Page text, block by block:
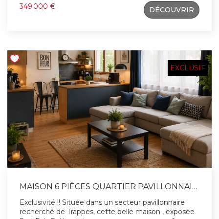
vous serez séduit par une belle entrée ouvrant sur
un séjour spacieux d'environ 40 m², baigné de
dessert : 3 chambres, dont une grande de 15 m²,
ainsi qu'une salle de bains avec grand Velux,
apportant confort et luminosité. Balcon attenant à 2
chambres. Côté pratique, vous bénéficiez d'un grand
garage attenant de 20 m², avec espace chaufferie
et atelier. À l'extérieur, profitez d'un terrain clos et
arboré de + de 200 m², idéal pour les moments en
famille, avec éclairage déjà installé. Les + qui font la
différence : Toiture entièrement refaite en 2018
Tableau électrique récent Double vitrage et Velux
(2010/2013) Les travaux d'agrandissement du séjour
sont d'environ 50 000 € Écoles
(maternelle/primaire) sur place Commerces à
proximité Une maison prête à vivre, où il ne reste
Agent Commercial - RSAC Versailles n°410 891 642
349 000 €
DÉCOUVRIR
EXCLUSIF
MAISON 6 PIÈCES QUARTIER PAVILLONNAIRE
Exclusivité !! Située dans un secteur pavillonnaire
recherché de Trappes, cette belle maison , exposée